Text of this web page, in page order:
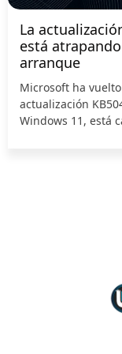
La
está
arranque
Microsoft ha
actualización
Windows 11, está